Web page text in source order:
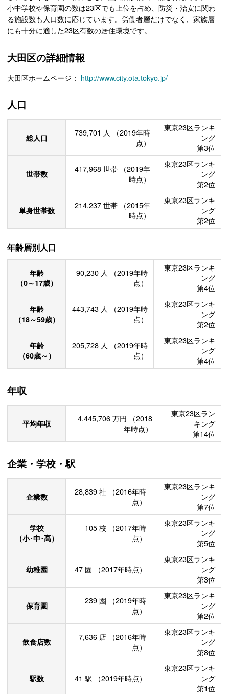
小中学校や保育園の数は23区でも上位を占め、防災・治安に関わ
る施設数も人口数に応じています。労働者層だけでなく、家族層
にも十分に適した23区有数の居住環境です。
大田区の詳細情報
大田区ホームページ： http://www.city.ota.tokyo.jp/
人口
総人口 739,701 人
（2019年時
点）
東京23区ランキ
ング
第3位
世帯数 417,968 世帯
（2019年
時点）
東京23区ランキ
ング
第2位
単身世帯数 214,237 世帯
（2015年
時点）
東京23区ランキ
ング
第2位
年齢層別人口
年齢
（0～17歳）
90,230 人
（2019年時
点）
東京23区ランキ
ング
第4位
年齢
（18～59歳）
443,743 人
（2019年時
点）
東京23区ランキ
ング
第2位
年齢
（60歳～）
205,728 人
（2019年時
点）
東京23区ランキ
ング
第4位
年収
平均年収 4,445,706 万円
（2018
年時点）
東京23区ラン
キング
第14位
企業・学校・駅
企業数 28,839 社
（2016年時
点）
東京23区ランキ
ング
第7位
学校
（小･中･高）
105 校
（2017年時
点）
東京23区ランキ
ング
第5位
幼稚園 47 園 （2017年時点）
東京23区ランキ
ング
第3位
保育園 239 園
（2019年時
点）
東京23区ランキ
ング
第2位
飲食店数 7,636 店
（2016年時
点）
東京23区ランキ
ング
第8位
駅数 41 駅 （2019年時点）
東京23区ランキ
ング
第1位